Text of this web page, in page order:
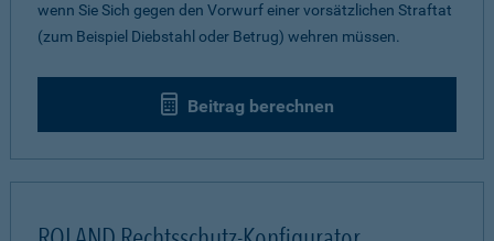
wenn Sie Sich gegen den Vorwurf einer vorsätzlichen Straftat
(zum Beispiel Diebstahl oder Betrug) wehren müssen.
Beitrag berechnen